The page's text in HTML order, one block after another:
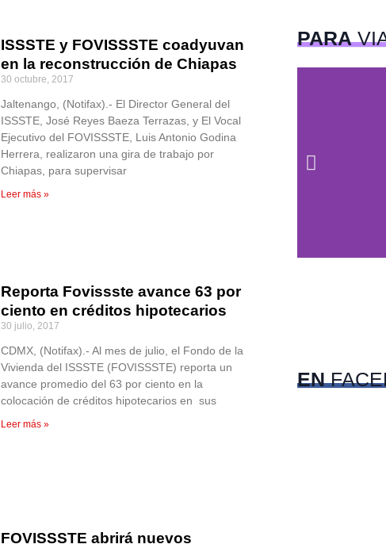
ISSSTE y FOVISSSTE coadyuvan
en la reconstrucción de Chiapas
30 octubre, 2017
Jaltenango, (Notifax).- El Director General del
ISSSTE, José Reyes Baeza Terrazas, y El Vocal
Ejecutivo del FOVISSSTE, Luis Antonio Godina
Herrera, realizaron una gira de trabajo por
Chiapas, para supervisar
Leer más »
Reporta Fovissste avance 63 por
ciento en créditos hipotecarios
30 julio, 2017
CDMX, (Notifax).- Al mes de julio, el Fondo de la
Vivienda del ISSSTE (FOVISSSTE) reporta un
avance promedio del 63 por ciento en la
colocación de créditos hipotecarios en sus
Leer más »
FOVISSSTE abrirá nuevos
PARA
EN